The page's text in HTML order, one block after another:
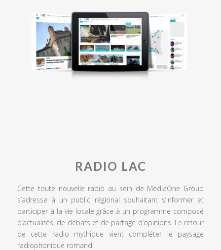
RADIO LAC
Cette toute nouvelle radio au sein de MediaOne Group
s’adresse à un public régional souhaitant s’informer et
participer à la vie locale grâce à un programme composé
d’actualités, de débats et de partage d’opinions. Le retour
de cette radio mythique vient compléter le paysage
radiophonique romand.